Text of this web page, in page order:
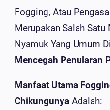
Fogging, Atau
Merupakan Salah
Nyamuk Yang Umum
Mencegah Penularan
Manfaat Utama
Chikungunya Adalah: